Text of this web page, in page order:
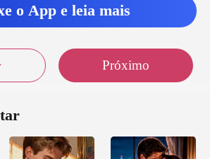
o App e leia mais
Próximo